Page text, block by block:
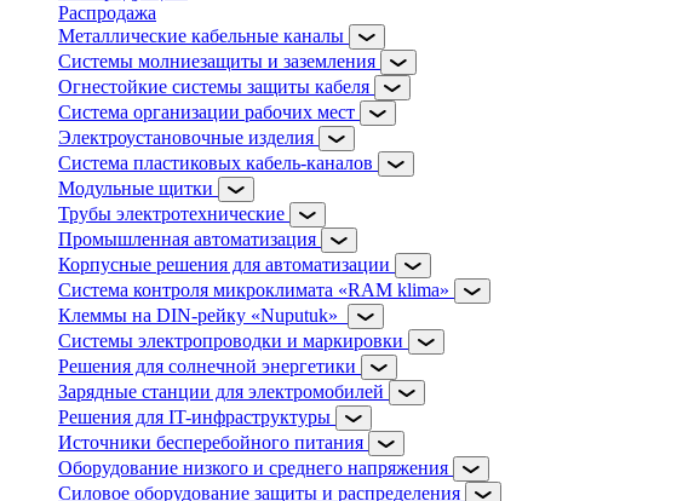
Распродажа
Металлические кабельные каналы
Системы молниезащиты и заземления
Огнестойкие системы защиты кабеля
Система организации рабочих мест
Электроустановочные изделия
Система пластиковых кабель-каналов
Модульные щитки
Трубы электротехнические
Промышленная автоматизация
Корпусные решения для автоматизации
Система контроля микроклимата «RAM klima»
Клеммы на DIN-рейку «Nuputuk»
Системы электропроводки и маркировки
Решения для солнечной энергетики
Зарядные станции для электромобилей
Решения для IT-инфраструктуры
Источники бесперебойного питания
Оборудование низкого и среднего напряжения
Силовое оборудование защиты и распределения